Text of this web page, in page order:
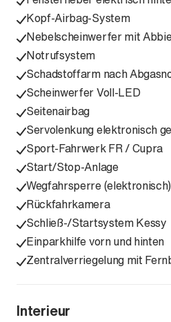
Kopf-Airbag-System
Nebelscheinwerfer mit
Notrufsystem
Schadstoffarm nach
Scheinwerfer Voll-LED
Seitenairbag
Servolenkung elektronisch
Sport-Fahrwerk FR / Cupra
Start/Stop-Anlage
Wegfahrsperre (elektronisch)
Rückfahrkamera
Schließ-/Startsystem Kessy
Einparkhilfe vorn und hinten
Zentralverriegelung mit
Interieur